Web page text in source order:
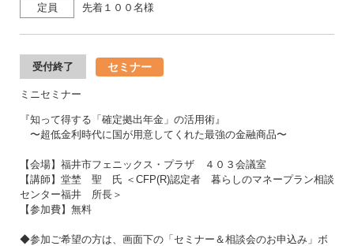
定員 先着１００名様
受付終了 セミナー
ミニセミナー
『知って得する「確定拠出年金」の活用術』
〜超低金利時代に国が用意してくれた最強の金融商品〜
【会場】福井市フェニックス・プラザ ４０３会議室
【講師】堂埜 聖 氏 ＜CFP(R)認定者 暮らしのマネープラン相談
センター福井 所長＞
【参加費】無料
◆参加ご希望の方は、画面下の「セミナー＆相談会のお申込み」ボ